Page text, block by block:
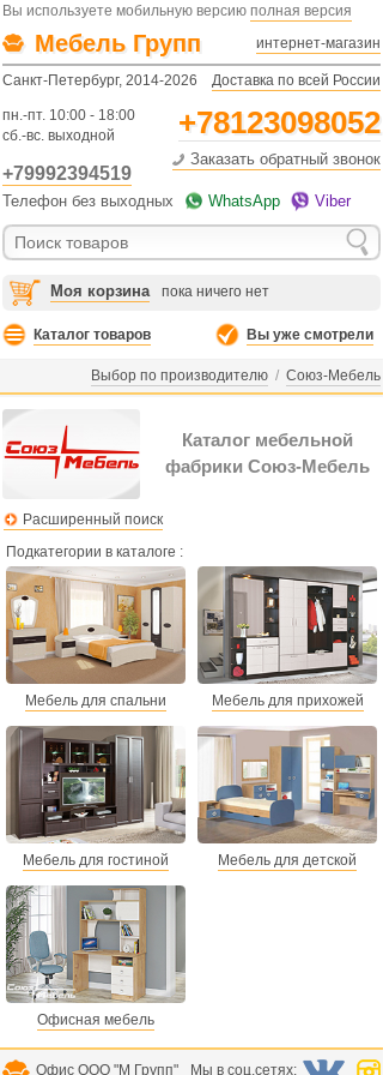
Вы используете мобильную версию полная версия
Мебель Групп интернет-магазин
Санкт-Петербург, 2014-2026 Доставка по всей России
пн.-пт. 10:00 - 18:00
сб.-вс. выходной
+78123098052
+79992394519
Заказать обратный звонок
Телефон без выходных WhatsApp Viber
Моя корзина пока ничего нет
Каталог товаров Вы уже смотрели
Выбор по производителю / Союз-Мебель
Каталог мебельной
фабрики Союз-Мебель
Расширенный поиск
Подкатегории в каталоге :
Мебель для спальни Мебель для прихожей
Мебель для гостиной Мебель для детской
Офисная мебель
Офис ООО "М Групп" Мы в соц.сетях: